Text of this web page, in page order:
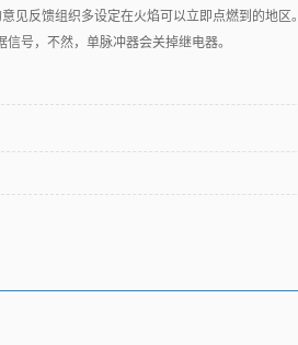
见反馈组织多设定在火焰可以立即点燃到的地区。
号，不然，单脉冲器会关掉继电器。